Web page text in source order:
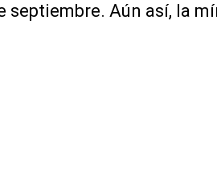
Aún así, la